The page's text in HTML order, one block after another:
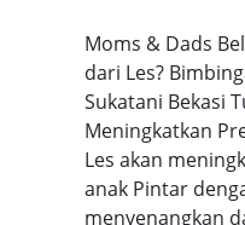
Moms & Dads
dari Les?
Sukatani Bekasi
Meningkatkan
Les akan
anak Pintar
menyenangkan